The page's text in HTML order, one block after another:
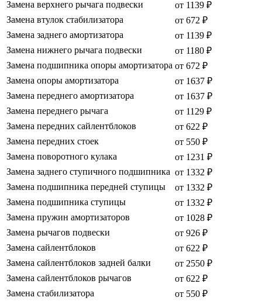
Замена верхнего рычага подвески
от 1139 ₽
Замена втулок стабилизатора
от 672 ₽
Замена заднего амортизатора
от 1139 ₽
Замена нижнего рычага подвески
от 1180 ₽
Замена подшипника опоры амортизатора от 672 ₽
Замена опоры амортизатора
от 1637 ₽
Замена переднего амортизатора
от 1637 ₽
Замена переднего рычага
от 1129 ₽
Замена передних сайлентблоков
от 622 ₽
Замена передних стоек
от 550 ₽
Замена поворотного кулака
от 1231 ₽
Замена заднего ступичного подшипника от 1332 ₽
Замена подшипника передней ступицы
от 1332 ₽
Замена подшипника ступицы
от 1332 ₽
Замена пружин амортизаторов
от 1028 ₽
Замена рычагов подвески
от 926 ₽
Замена сайлентблоков
от 622 ₽
Замена сайлентблоков задней балки
от 2550 ₽
Замена сайлентблоков рычагов
от 622 ₽
Замена стабилизатора
от 550 ₽